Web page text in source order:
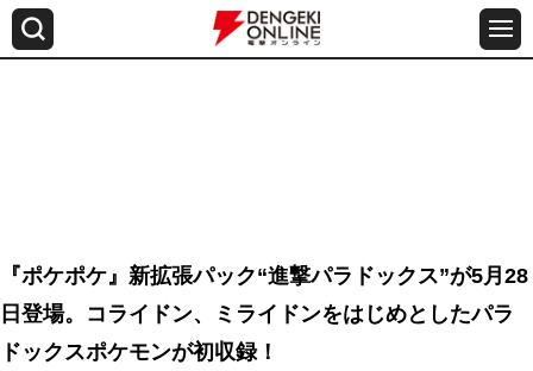
『ポケポケ』新拡張パック“進撃パラドックス”が5月28
日登場。コライドン、ミライドンをはじめとしたパラ
ドックスポケモンが初収録！